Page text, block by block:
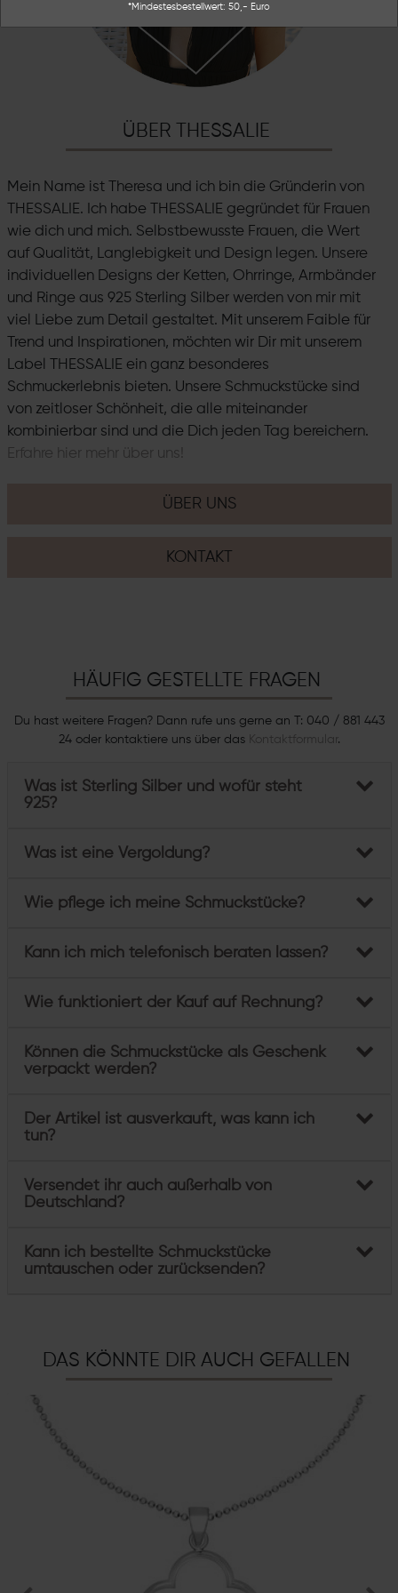
ÜBER THESSALIE
Mein Name ist Theresa und ich bin die Gründerin von
THESSALIE. Ich habe THESSALIE gegründet für Frauen
wie dich und mich. Selbstbewusste Frauen, die Wert
auf Qualität, Langlebigkeit und Design legen. Unsere
individuellen Designs der Ketten, Ohrringe, Armbänder
und Ringe aus 925 Sterling Silber werden von mir mit
viel Liebe zum Detail gestaltet. Mit unserem Faible für
Trend und Inspirationen, möchten wir Dir mit unserem
Label THESSALIE ein ganz besonderes
Schmuckerlebnis bieten. Unsere Schmuckstücke sind
von zeitloser Schönheit, die alle miteinander
kombinierbar sind und die Dich jeden Tag bereichern.
Erfahre hier mehr über uns!
ÜBER UNS
KONTAKT
HÄUFIG GESTELLTE FRAGEN
Du hast weitere Fragen? Dann rufe uns gerne an T: 040 / 881 443
24 oder kontaktiere uns über das
Kontaktformular.
Was ist Sterling Silber und wofür steht
925?
Was ist eine Vergoldung?
Wie pflege ich meine Schmuckstücke?
Kann ich mich telefonisch beraten lassen?
Wie funktioniert der Kauf auf Rechnung?
Können die Schmuckstücke als Geschenk
verpackt werden?
Der Artikel ist ausverkauft, was kann ich
tun?
Versendet ihr auch außerhalb von
Deutschland?
Kann ich bestellte Schmuckstücke
umtauschen oder zurücksenden?
DAS KÖNNTE DIR AUCH GEFALLEN
*Mindestesbestellwert: 50,- Euro